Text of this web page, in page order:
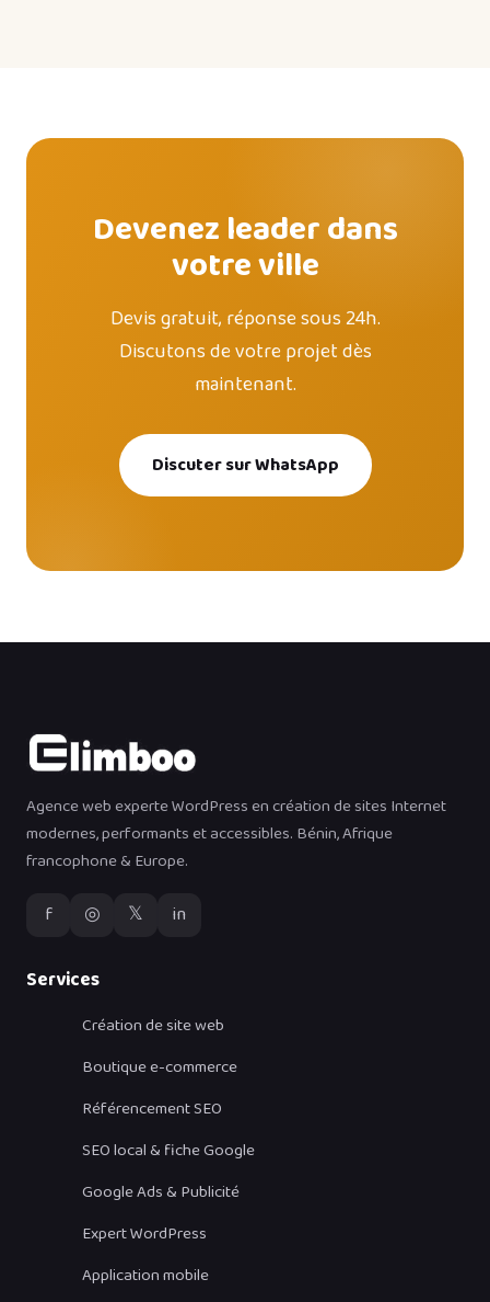
Devenez leader dans
votre ville
Devis gratuit, réponse sous 24h.
Discutons de votre projet dès
maintenant.
Discuter sur WhatsApp
Agence web experte WordPress en création de sites Internet
modernes, performants et accessibles. Bénin, Afrique
francophone & Europe.
f ◎ 𝕏 in
Services
Création de site web
Boutique e-commerce
Référencement SEO
SEO local & fiche Google
Google Ads & Publicité
Expert WordPress
Application mobile